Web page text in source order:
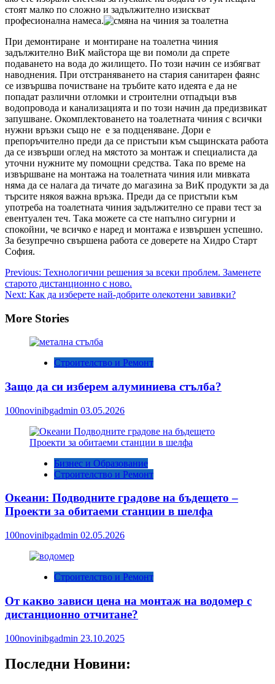
стоят малко по сложно и задължително изискват
професионална намеса.
При демонтиране и монтиране на тоалетна чиния
задължително ВиК майстора ще ви помоли да спрете
подаването на вода до жилището. По този начин се избягват
наводнения. При отстраняването на стария санитарен фаянс
се извършва почистване на тръбите като идеята е да не
попадат различни отломки и строителни отпадъци във
водопровода и канализацията и по този начин да предизвикат
запушване. Окомплектоването на тоалетната чиния с всички
нужни връзки също не е за подценяване. Дори е
препоръчително преди да се пристъпи към същинската работа
да се извърши оглед на мястото за монтаж и специалиста да
уточни нужните му помощни средства. Така по време на
извършване на монтажа на тоалетната чиния или мивката
няма да се налага да тичате до магазина за ВиК продукти за да
търсите някоя важна връзка. Преди да се пристъпи към
употреба на тоалетната чиния задължително се прави тест за
евентуален теч. Така можете са сте напълно сигурни и
спокойни, че всичко е наред и монтажа е извършен успешно.
За безупречно свършена работа се доверете на Хидро Старт
София.
Post
navigation
Previous: Технологични решения за всеки проблем. Заменете
старото дистанционно с ново.
Next: Как да изберете най-добрите олекотени завивки?
More Stories
Строителство и Ремонт
Защо да си изберем алуминиева стълба?
100novinibgadmin 03.05.2026
Бизнес и Образование
Строителство и Ремонт
Океани: Подводните градове на бъдещето –
Проекти за обитаеми станции в шелфа
100novinibgadmin 02.05.2026
Строителство и Ремонт
От какво зависи цена на монтаж на водомер с
дистанционно отчитане?
100novinibgadmin 23.10.2025
Последни Новини: